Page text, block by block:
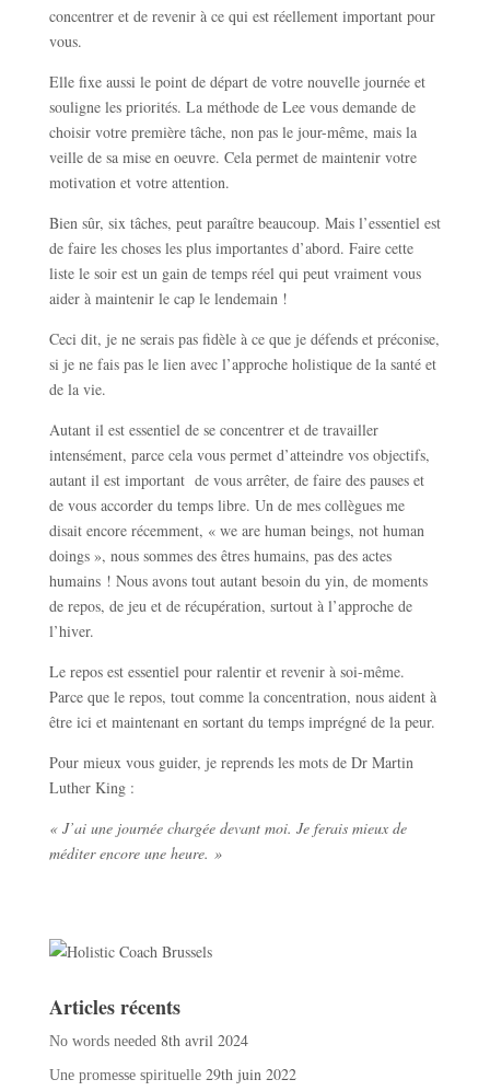
concentrer et de revenir à ce qui est réellement important pour
vous.
Elle fixe aussi le point de départ de votre nouvelle journée et
souligne les priorités. La méthode de Lee vous demande de
choisir votre première tâche, non pas le jour-même, mais la
veille de sa mise en oeuvre. Cela permet de maintenir votre
motivation et votre attention.
Bien sûr, six tâches, peut paraître beaucoup. Mais l’essentiel est
de faire les choses les plus importantes d’abord. Faire cette
liste le soir est un gain de temps réel qui peut vraiment vous
aider à maintenir le cap le lendemain !
Ceci dit, je ne serais pas fidèle à ce que je défends et préconise,
si je ne fais pas le lien avec l’approche holistique de la santé et
de la vie.
Autant il est essentiel de se concentrer et de travailler
intensément, parce cela vous permet d’atteindre vos objectifs,
autant il est important de vous arrêter, de faire des pauses et
de vous accorder du temps libre. Un de mes collègues me
disait encore récemment, « we are human beings, not human
doings », nous sommes des êtres humains, pas des actes
humains ! Nous avons tout autant besoin du yin, de moments
de repos, de jeu et de récupération, surtout à l’approche de
l’hiver.
Le repos est essentiel pour ralentir et revenir à soi-même.
Parce que le repos, tout comme la concentration, nous aident à
être ici et maintenant en sortant du temps imprégné de la peur.
Pour mieux vous guider, je reprends les mots de Dr Martin
Luther King :
« J’ai une journée chargée devant moi. Je ferais mieux de
méditer encore une heure. »
Articles récents
No words needed 8th avril 2024
Une promesse spirituelle 29th juin 2022